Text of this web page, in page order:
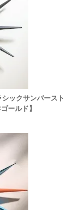
ックサンバースト
ールド】